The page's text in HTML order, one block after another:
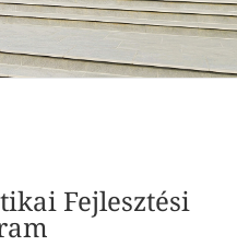
Fejlesztési